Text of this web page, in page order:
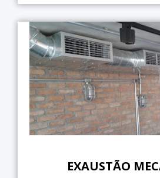
EXAUSTÃO